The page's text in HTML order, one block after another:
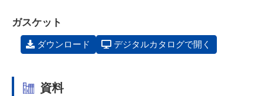
ガスケット
ダウンロード デジタルカタログで開く
資料